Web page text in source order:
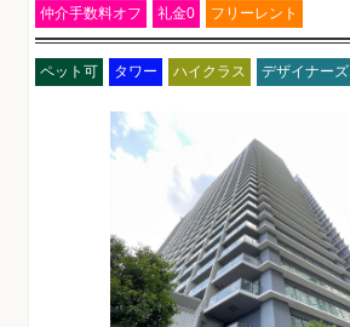
仲介手数料オフ 礼金0 フリーレント
ペット可 タワー ハイクラス デザイナーズ